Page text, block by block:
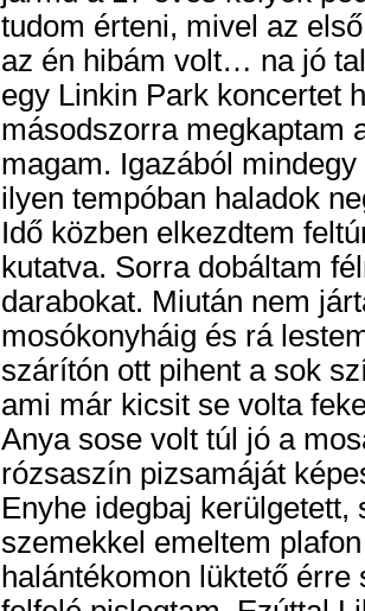
tudom érteni, mivel az
az én hibám volt… na jó
egy Linkin Park koncertet
másodszorra megkaptam
magam. Igazából
ilyen tempóban haladok
Idő közben elkezdtem
kutatva. Sorra dobáltam
darabokat. Miután nem
mosókonyháig és rá
szárítón ott pihent a sok
ami már kicsit se volta
Anya sose volt túl jó a
rózsaszín pizsamáját
Enyhe idegbaj
szemekkel emeltem
halántékomon lüktető